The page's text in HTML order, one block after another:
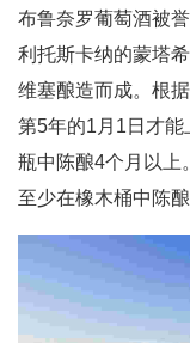
布鲁奈罗葡萄酒被
利托斯卡纳的蒙塔
维塞酿造而成。根
第5年的1月1日才能
瓶中陈酿4个月以上
至少在橡木桶中陈